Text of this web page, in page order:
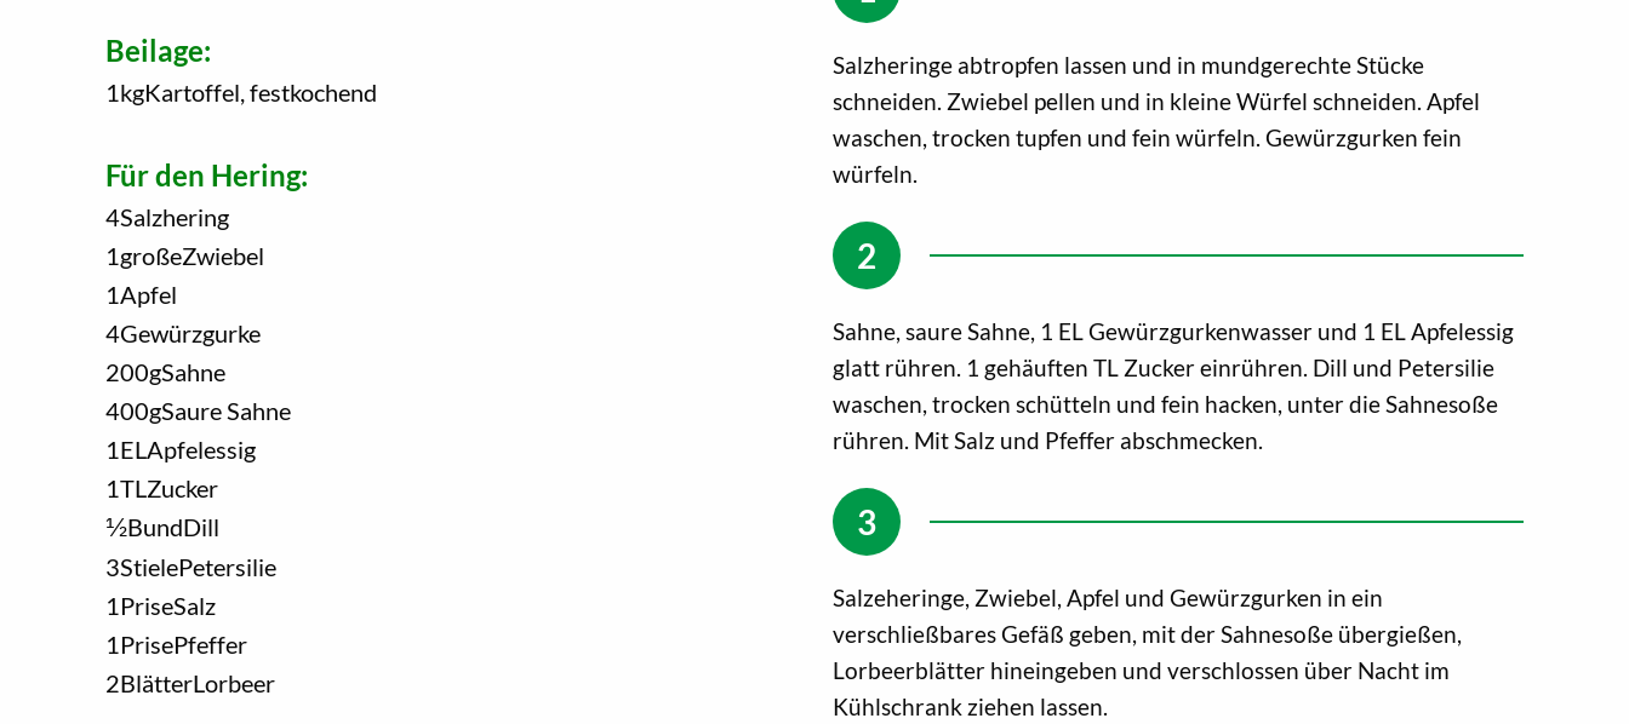
Beilage:
1 kgKartoffel, festkochend
Für den Hering:
4Salzhering
1 großeZwiebel
1 Apfel
4Gewürzgurke
200gSahne
400gSaure Sahne
1 EL Apfelessig
1TL Zucker
1/2BundDill
3StielePetersilie
1 PriseSalz
1 PrisePfeffer
2BlätterLorbeer
Salzheringe abtropfen lassen und in mundgerechte Stücke
schneiden. Zwiebel pellen und in kleine Würfel schneiden. Apfel
waschen, trocken tupfen und fein würfeln. Gewürzgurken fein
würfeln.
Sahne, saure Sahne, 1 EL Gewürzgurkenwasser und 1 EL Apfelessig
glatt rühren. 1 gehäuften TL Zucker einrühren. Dill und Petersilie
waschen, trocken schütteln und fein hacken, unter die Sahnesoße
rühren. Mit Salz und Pfeffer abschmecken.
Salzeheringe, Zwiebel, Apfel und Gewürzgurken in ein
verschließbares Gefäß geben, mit der Sahnesoße übergießen,
Lorbeerblätter hineingeben und verschlossen über Nacht im
Kühlschrank ziehen lassen.